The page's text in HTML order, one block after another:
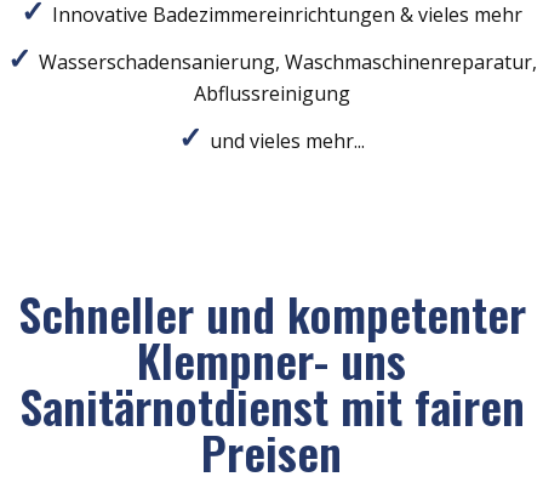
Innovative Badezimmereinrichtungen & vieles mehr
Wasserschadensanierung, Waschmaschinenreparatur,
Abflussreinigung
und vieles mehr...
Schneller und kompetenter
Klempner- uns
Sanitärnotdienst mit fairen
Preisen